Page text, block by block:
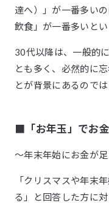
達へ）」が一番多い
飲食」が一番多いとい
30代以降は、一般的
とも多く、必然的に
とが背景にあるのでは
■「お年玉」でお
〜年末年始にお金が
「クリスマスや年末
る」と回答した方に